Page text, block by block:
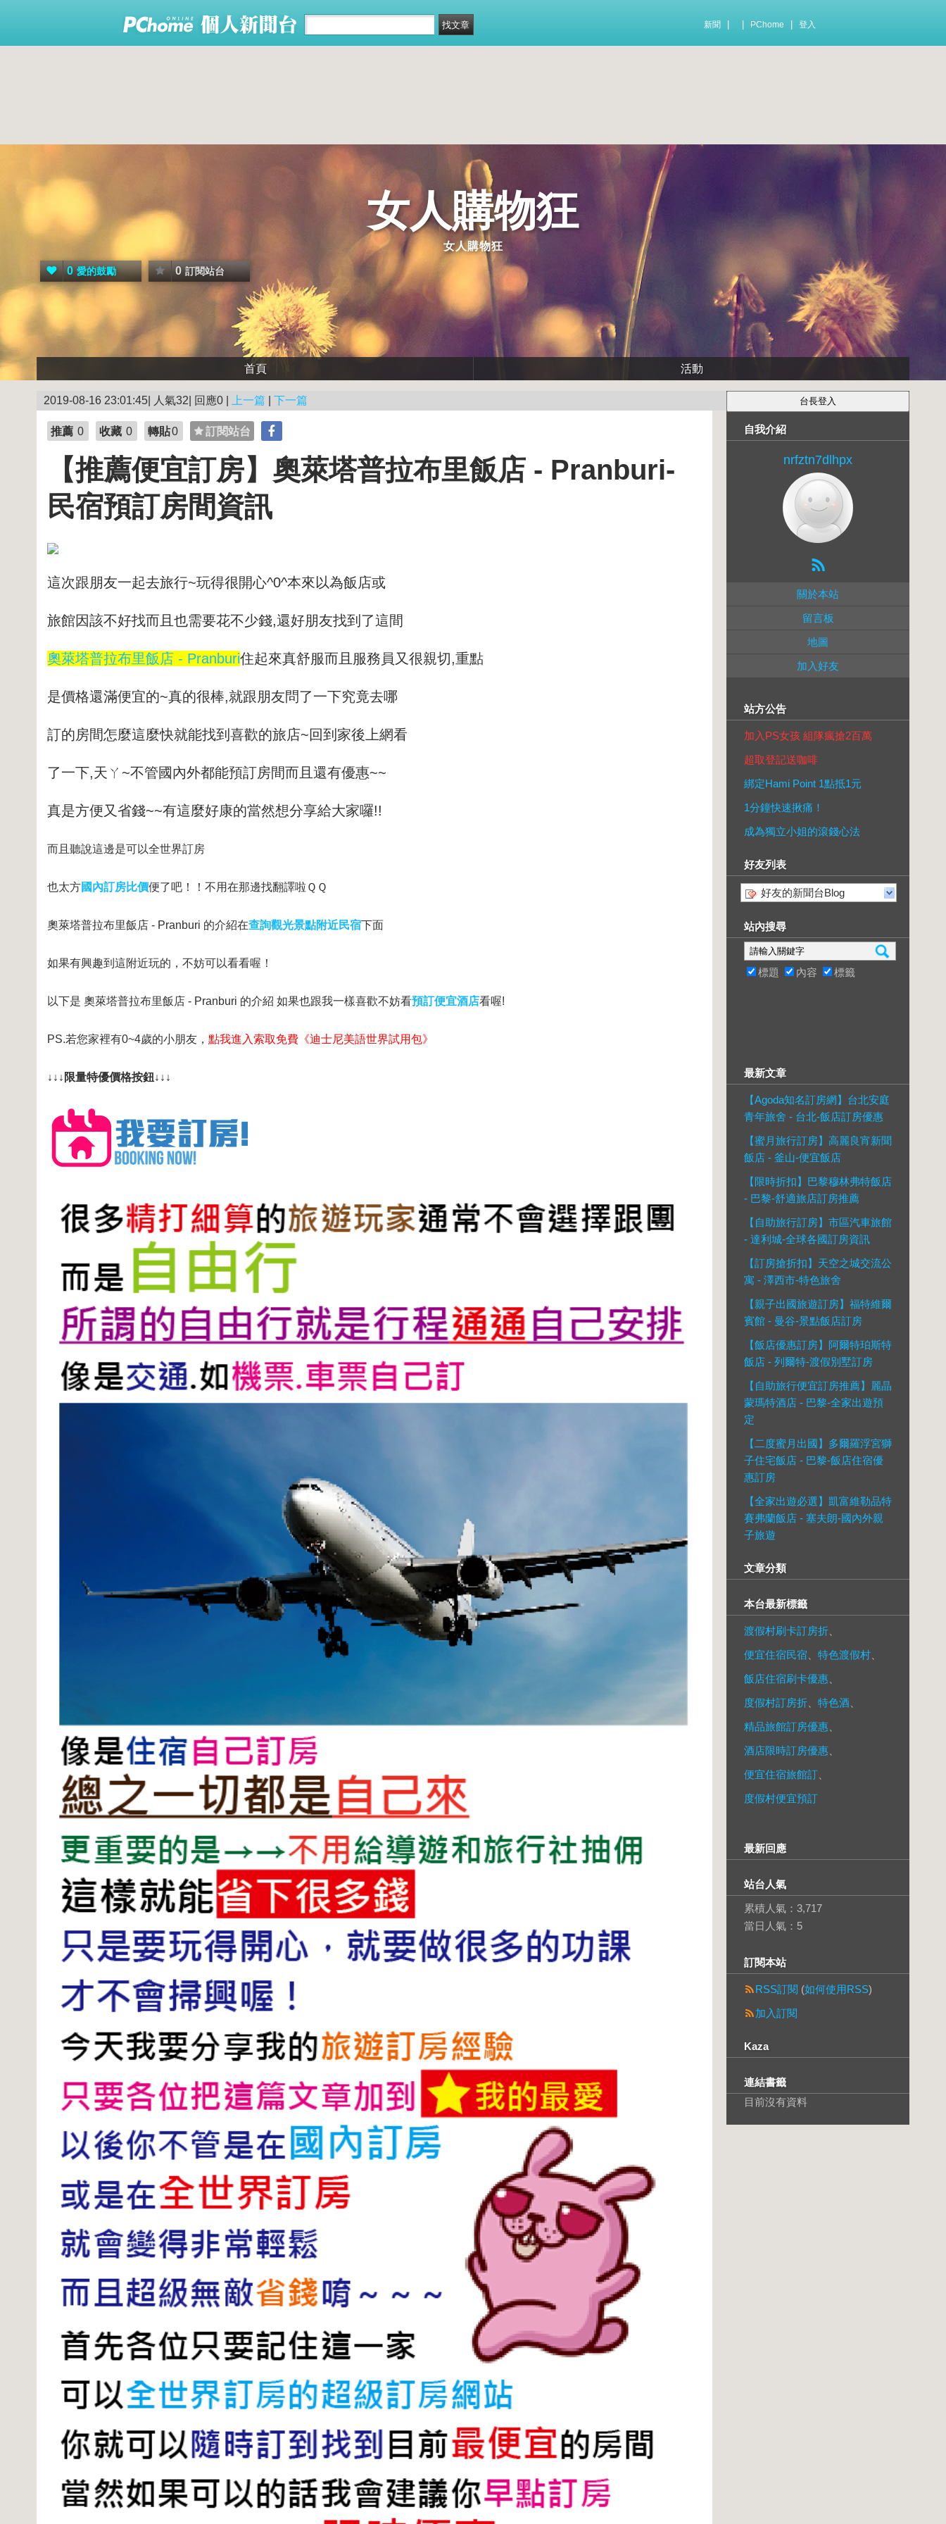
新聞 PChome 登入
女人購物狂
女人購物狂
0 愛的鼓勵 0 訂閱站台
首頁 活動
2019-08-16 23:01:45| 人氣32| 回應0 | 上一篇 下一篇
推薦 0 收藏 0 轉貼0 訂閱站台
【推薦便宜訂房】奧萊塔普拉布里飯店 - Pranburi-
民宿預訂房間資訊
這次跟朋友一起去旅行~玩得很開心^0^本來以為飯店或
旅館因該不好找而且也需要花不少錢,還好朋友找到了這間
奧萊塔普拉布里飯店 - Pranburi住起來真舒服而且服務員又很親切,重點
是價格還滿便宜的~真的很棒,就跟朋友問了一下究竟去哪
訂的房間怎麼這麼快就能找到喜歡的旅店~回到家後上網看
了一下,天ㄚ~不管國內外都能預訂房間而且還有優惠~~
真是方便又省錢~~有這麼好康的當然想分享給大家囉!!
而且聽說這邊是可以全世界訂房
也太方國內訂房比價便了吧！！不用在那邊找翻譯啦ＱＱ
奧萊塔普拉布里飯店 - Pranburi 的介紹在查詢觀光景點附近民宿下面
如果有興趣到這附近玩的，不妨可以看看喔！
以下是 奧萊塔普拉布里飯店 - Pranburi 的介紹 如果也跟我一樣喜歡不妨看預訂便宜酒店看喔!
PS.若您家裡有0~4歲的小朋友， 點我進入索取免費《迪士尼美語世界試用包》
↓↓↓限量特優價格按鈕↓↓↓
自我介紹
nrfztn7dlhpx
關於本站
留言板
地圖
加入好友
站方公告
加入PS女孩 組隊瘋搶2百萬
超取登記送咖啡
綁定Hami Point 1點抵1元
1分鐘快速揪痛！
成為獨立小姐的滾錢心法
好友列表
好友的新聞台Blog
站內搜尋
標題 內容 標籤
最新文章
【Agoda知名訂房網】台北安庭
青年旅舍 - 台北-飯店訂房優惠
【蜜月旅行訂房】高麗良宵新聞
飯店 - 釜山-便宜飯店
【限時折扣】巴黎穆林弗特飯店
- 巴黎-舒適旅店訂房推薦
【自助旅行訂房】市區汽車旅館
- 達利城-全球各國訂房資訊
【訂房搶折扣】天空之城交流公
寓 - 澤西市-特色旅舍
【親子出國旅遊訂房】福特維爾
賓館 - 曼谷-景點飯店訂房
【飯店優惠訂房】阿爾特珀斯特
飯店 - 列爾特-渡假別墅訂房
【自助旅行便宜訂房推薦】麗晶
蒙瑪特酒店 - 巴黎-全家出遊預
定
【二度蜜月出國】多爾羅浮宮獅
子住宅飯店 - 巴黎-飯店住宿優
惠訂房
【全家出遊必選】凱富維勒品特
賽弗蘭飯店 - 塞夫朗-國內外親
子旅遊
文章分類
本台最新標籤
渡假村刷卡訂房折
便宜住宿民宿
特色渡假村
飯店住宿刷卡優惠
度假村訂房折
特色酒
精品旅館訂房優惠
酒店限時訂房優惠
便宜住宿旅館訂
度假村便宜預訂
最新回應
站台人氣
累積人氣： 3,717
當日人氣： 5
訂閱本站
RSS訂閱 (如何使用RSS)
加入訂閱
Kaza
連結書籤
目前沒有資料